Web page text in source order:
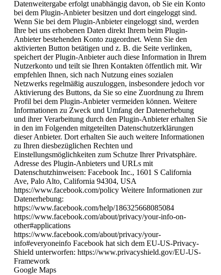
Datenweitergabe erfolgt unabhängig davon, ob Sie ein Konto
bei dem Plugin-Anbieter besitzen und dort eingeloggt sind.
Wenn Sie bei dem Plugin-Anbieter eingeloggt sind, werden
Ihre bei uns erhobenen Daten direkt Ihrem beim Plugin-
Anbieter bestehenden Konto zugeordnet. Wenn Sie den
aktivierten Button betätigen und z. B. die Seite verlinken,
speichert der Plugin-Anbieter auch diese Information in Ihrem
Nutzerkonto und teilt sie Ihren Kontakten öffentlich mit. Wir
empfehlen Ihnen, sich nach Nutzung eines sozialen
Netzwerks regelmäßig auszuloggen, insbesondere jedoch vor
Aktivierung des Buttons, da Sie so eine Zuordnung zu Ihrem
Profil bei dem Plugin-Anbieter vermeiden können. Weitere
Informationen zu Zweck und Umfang der Datenerhebung
und ihrer Verarbeitung durch den Plugin-Anbieter erhalten Sie
in den im Folgenden mitgeteilten Datenschutzerklärungen
dieser Anbieter. Dort erhalten Sie auch weitere Informationen
zu Ihren diesbezüglichen Rechten und
Einstellungsmöglichkeiten zum Schutze Ihrer Privatsphäre.
Adresse des Plugin-Anbieters und URLs mit
Datenschutzhinweisen: Facebook Inc., 1601 S California
Ave, Palo Alto, California 94304, USA
https://www.facebook.com/policy Weitere Informationen zur
Datenerhebung:
https://www.facebook.com/help/186325668085084
https://www.facebook.com/about/privacy/your-info-on-
other#applications
https://www.facebook.com/about/privacy/your-
info#everyoneinfo Facebook hat sich dem EU-US-Privacy-
Shield unterworfen: https://www.privacyshield.gov/EU-US-
Framework
Google Maps